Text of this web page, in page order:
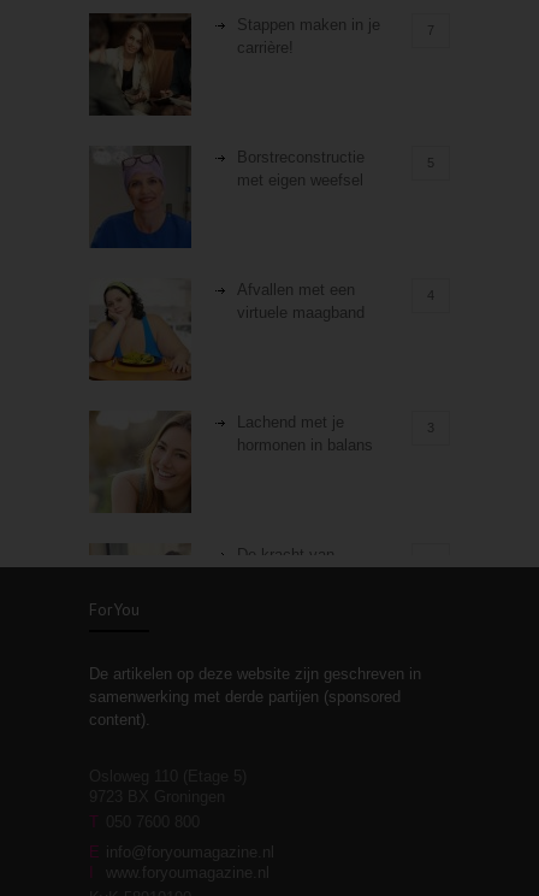
Stappen maken in je
carrière!
7
Borstreconstructie
met eigen weefsel
5
Afvallen met een
virtuele maagband
4
Lachend met je
hormonen in balans
3
De kracht van
Stiefouderschap en
relaties
moeite!
ForYou
De artikelen op deze website zijn geschreven in
samenwerking met derde partijen (sponsored
content).
T
E info@foryoumagazine.nl
www.foryoumagazine.nl